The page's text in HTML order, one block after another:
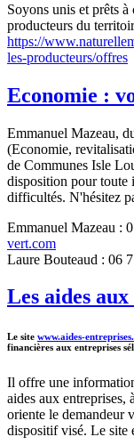
Soyons unis et prêts
producteurs du
https://
les-producteurs/offres
Economie :
Emmanuel Mazeau,
(Economie,
de Communes Isle
disposition pour toute
difficultés. N'hésitez
Emmanuel Mazeau :
vert.com
Laure Bouteaud : 06
Les aides
Le site www.aides-
financières aux entreprises
Il offre une
aides aux entreprises,
oriente le demandeur
dispositif visé. Le site